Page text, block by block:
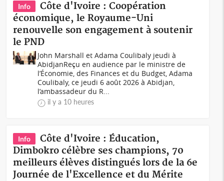
Info
Côte d'Ivoire : Coopération
économique, le Royaume-Uni
renouvelle son engagement à soutenir
le PND
John Marshall et Adama Coulibaly jeudi à
AbidjanReçu en audience par le ministre de
l’Économie, des Finances et du Budget, Adama
Coulibaly, ce jeudi 6 août 2026 à Abidjan,
l’ambassadeur du R...
il y a 10 heures
Info
Côte d'Ivoire : Éducation,
Dimbokro célèbre ses champions, 70
meilleurs élèves distingués lors de la 6e
Journée de l'Excellence et du Mérite